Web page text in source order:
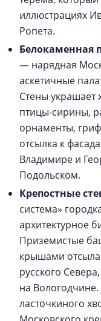
иллюстрациях
Ропета.
Белокаменная
— нарядная
аскетичные
Стены украшает
птицы-сирины,
орнаменты,
отсылка к
Владимире и
Подольском.
Крепостные
система»
архитектурное
Приземистые
крышами
русского
на
ласточкиного